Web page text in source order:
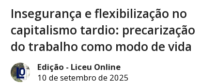
Insegurança e flexibilização no
capitalismo tardio: precarização
do trabalho como modo de vida
Edição - Liceu Online
10 de setembro de 2025